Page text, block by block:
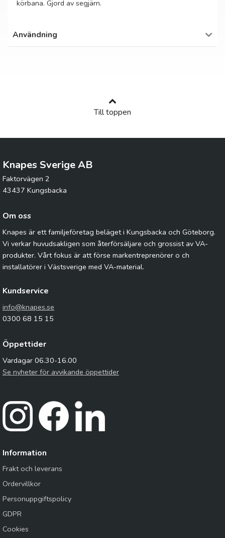
körbana. Gjord av segjärn.
Användning
Till toppen
Knapes Sverige AB
Faktorvägen 2
43437 Kungsbacka
Om oss
Knapes är ett familjeföretag beläget i Kungsbacka och Göteborg.
Vi verkar huvudsakligen som återförsäljare och grossist av VA-
produkter. Vårt fokus är att förse markentreprenörer o ch
installatörer i Västsverige med VA-material.
Kundservice
info@knapes.se
0300 68 15 15
Öppettider
Vardagar 06.30-16.00
Se nyheter för avvikande öppettider
Information
Frakt och leverans
Ordervillkor
Personuppgiftspolicy
GDPR
Cookies